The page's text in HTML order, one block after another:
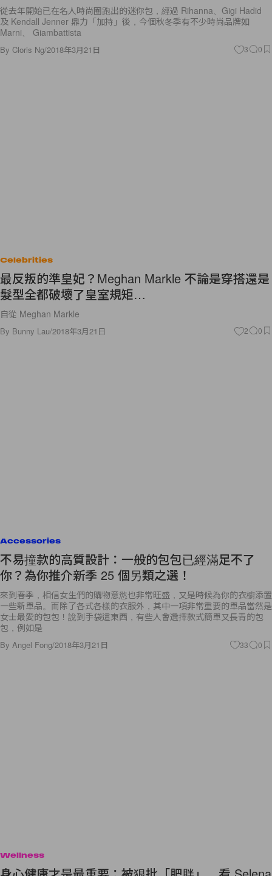
從去年開始已在名人時尚圈跑出的迷你包，經過 Rihanna、Gigi Hadid
及 Kendall Jenner 鼎力「加持」後，今個秋冬季有不少時尚品牌如
Marni、 Giambattista
By Cloris Ng/2018年3月21日 3 0
Celebrities
最反叛的準皇妃？Meghan Markle 不論是穿搭還是
髮型全都破壞了皇室規矩…
自從 Meghan Markle
By Bunny Lau/2018年3月21日 2 0
Accessories
不易撞款的高質設計：一般的包包已經滿足不了
你？為你推介新季 25 個另類之選！
來到春季，相信女生們的購物意慾也非常旺盛，又是時候為你的衣櫥添置
一些新單品。而除了各式各樣的衣服外，其中一項非常重要的單品當然是
女士最愛的包包！說到手袋這東西，有些人會選擇款式簡單又長青的包
包，例如是
By Angel Fong/2018年3月21日 33 0
Wellness